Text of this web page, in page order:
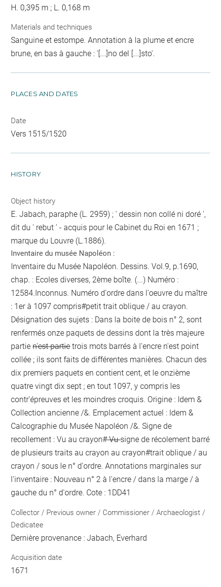
H. 0,395 m ; L. 0,168 m
Materials and techniques
Sanguine et estompe. Annotation à la plume et encre
brune, en bas à gauche : '[...]no del [...]sto'.
PLACES AND DATES
Date
Vers 1515/1520
HISTORY
Object history
E. Jabach, paraphe (L. 2959) ; ' dessin non collé ni doré ',
dit du ' rebut ' - acquis pour le Cabinet du Roi en 1671 ;
marque du Louvre (L.1886).
Inventaire du musée Napoléon :
Inventaire du Musée Napoléon. Dessins. Vol.9, p.1690,
chap. : Ecoles diverses, 2ème boîte. (...) Numéro :
12584.Inconnus. Numéro d'ordre dans l'oeuvre du maître
: 1er à 1097 compris#petit trait oblique / au crayon.
Désignation des sujets : Dans la boite de bois n° 2, sont
renfermés onze paquets de dessins dont la très majeure
partien'est partie trois mots barrés à l'encre n'est point
collée ; ils sont faits de différentes manières. Chacun des
dix premiers paquets en contient cent, et le onzième
quatre vingt dix sept ; en tout 1097, y compris les
contr'épreuves et les moindres croquis. Origine : Idem &
Collection ancienne /&. Emplacement actuel : Idem &
Calcographie du Musée Napoléon /&. Signe de
recollement :Vu au crayon# Vu signe de récolement barré
de plusieurs traits au crayon au crayon#trait oblique / au
crayon / sous le n° d'ordre. Annotations marginales sur
l'inventaire : Nouveau n° 2 à l'encre / dans la marge / à
gauche du n° d'ordre. Cote : 1DD41
Collector / Previous owner / Commissioner / Archaeologist /
Dedicatee
Dernière provenance : Jabach, Everhard
Acquisition date
1671